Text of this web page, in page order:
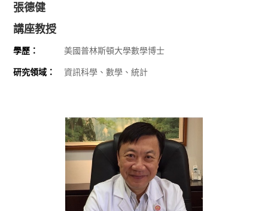
張德健
講座教授
學歷： 美國普林斯頓大學數學博士
研究領域： 資訊科學、數學、統計